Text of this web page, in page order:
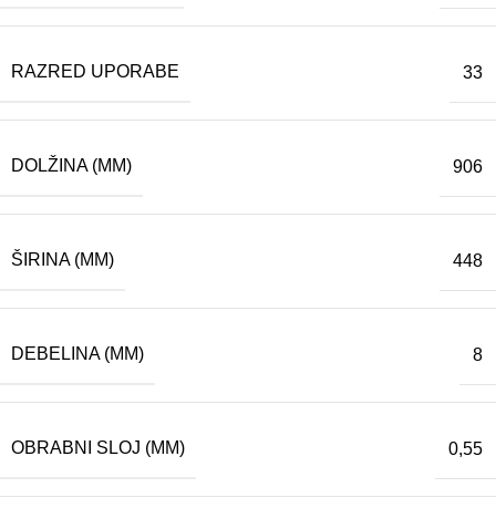
RAZRED UPORABE 33
DOLŽINA (MM) 906
ŠIRINA (MM) 448
DEBELINA (MM) 8
OBRABNI SLOJ (MM) 0,55